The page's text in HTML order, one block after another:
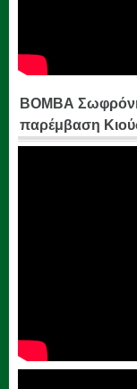
ΒΟΜΒΑ
παρέμβαση